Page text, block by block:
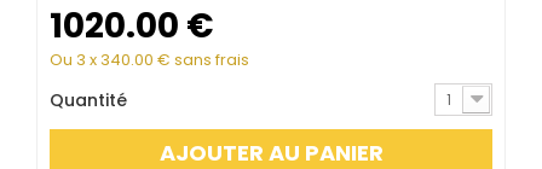
1020.00 €
Ou 3 x 340.00 € sans frais
Quantité 1
AJOUTER AU PANIER